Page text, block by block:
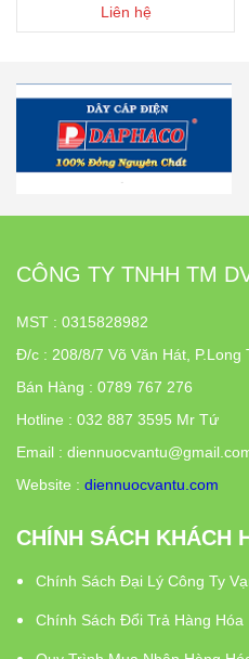
Liên hệ
CÔNG TY TNHH TM
MST : 0315828982
Đ/c : 208/8/7 Võ Văn Hát,
Bán Hàng : 0789 767 276
Hotline : 032 887 3595 Mr Tứ
Email :
Website : diennuocvantu.com
CHÍNH SÁCH KHÁCH
Chính Sách Đại Lý Công Ty
Chính Sách Đổi Trả Hàng Hóa